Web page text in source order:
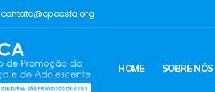
contato@cpcasfa.org
HOME SOBRE NÓS